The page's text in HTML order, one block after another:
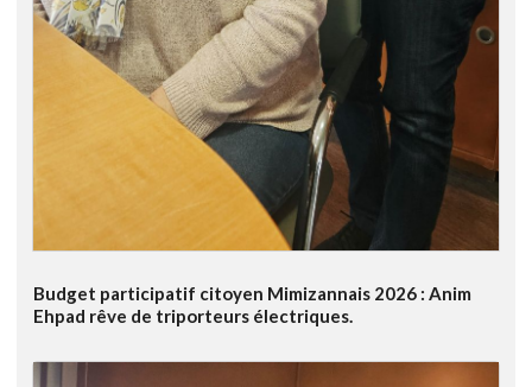
Budget participatif citoyen Mimizannais 2026 : Anim
Ehpad rêve de triporteurs électriques.